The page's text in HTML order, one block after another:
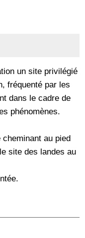
un site privilégié
fréquenté par les
dans le cadre de
phénomènes.
au pied
site des landes au